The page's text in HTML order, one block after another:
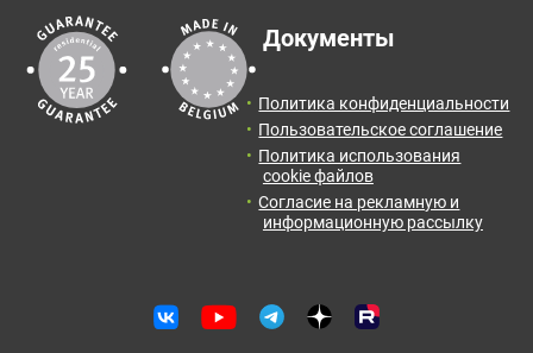
Документы
Политика конфиденциальности
Пользовательское соглашение
Политика использования
cookie файлов
Согласие на рекламную и
информационную рассылку